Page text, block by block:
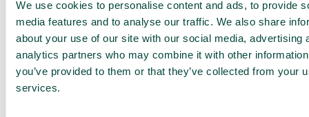
We use cookies to personalise content and ads, to provide
media features and to analyse our traffic. We also share
about your use of our site with our social media, advertising
analytics partners who may combine it with other
you’ve provided to them or that they’ve collected from your
services.
användningsområden för
ditt team
Baserat på 430 omdömen